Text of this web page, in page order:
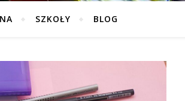
SZKOŁY BLOG